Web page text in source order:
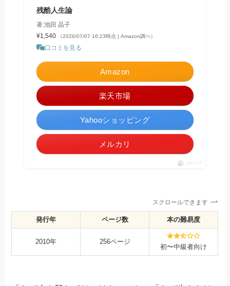
残酷人生論
著:池田 晶子
¥1,540
（2026/07/07 16:23時点 | Amazon調べ）
口コミを見る
Amazon
楽天市場
Yahooショッピング
メルカリ
ポチップ
スクロールできます
発行年 ページ数 本の難易度
2010年 256ページ
初〜中級者向け